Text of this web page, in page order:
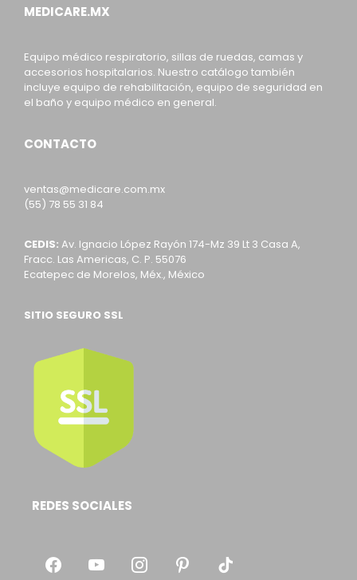
MEDICARE.MX
Equipo médico respiratorio, sillas de ruedas, camas y
accesorios hospitalarios. Nuestro catálogo también
incluye equipo de rehabilitación, equipo de seguridad en
el baño y equipo médico en general.
CONTACTO
ventas@medicare.com.mx
(55) 78 55 31 84
CEDIS: Av. Ignacio López Rayón 174-Mz 39 Lt 3 Casa A,
Fracc. Las Americas, C. P. 55076
Ecatepec de Morelos, Méx., México
SITIO SEGURO SSL
REDES SOCIALES